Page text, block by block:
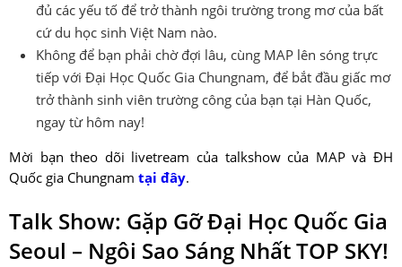
đủ các yếu tố để trở thành ngôi trường trong mơ của bất
cứ du học sinh Việt Nam nào.
Không để bạn phải chờ đợi lâu, cùng MAP lên sóng trực
tiếp với Đại Học Quốc Gia Chungnam, để bắt đầu giấc mơ
trở thành sinh viên trường công của bạn tại Hàn Quốc,
ngay từ hôm nay!
Mời bạn theo dõi livetream của talkshow của MAP và ĐH
Quốc gia Chungnam tại đây.
Talk Show: Gặp Gỡ Đại Học Quốc Gia
Seoul – Ngôi Sao Sáng Nhất TOP SKY!